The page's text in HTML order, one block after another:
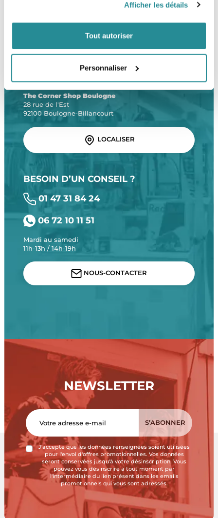
Afficher les détails
Tout autoriser
Personnaliser
À partir de 99€ d’achat*
LE SHOP
The Corner Shop Boulogne
28 rue de l'Est
92100 Boulogne-Billancourt
LOCALISER
BESOIN D’UN CONSEIL ?
01 47 31 84 24
06 72 10 11 51
Mardi au samedi
11h-13h / 14h-19h
NOUS-CONTACTER
NEWSLETTER
J'accepte que les données renseignées soient utilisées
pour l'envoi d'offres promotionnelles. Vos données
seront conservées jusqu'à votre désinscription. Vous
pouvez vous désinscrire à tout moment par
l'intermédiaire du lien présent dans les emails
promotionnels qui vous sont adressés.